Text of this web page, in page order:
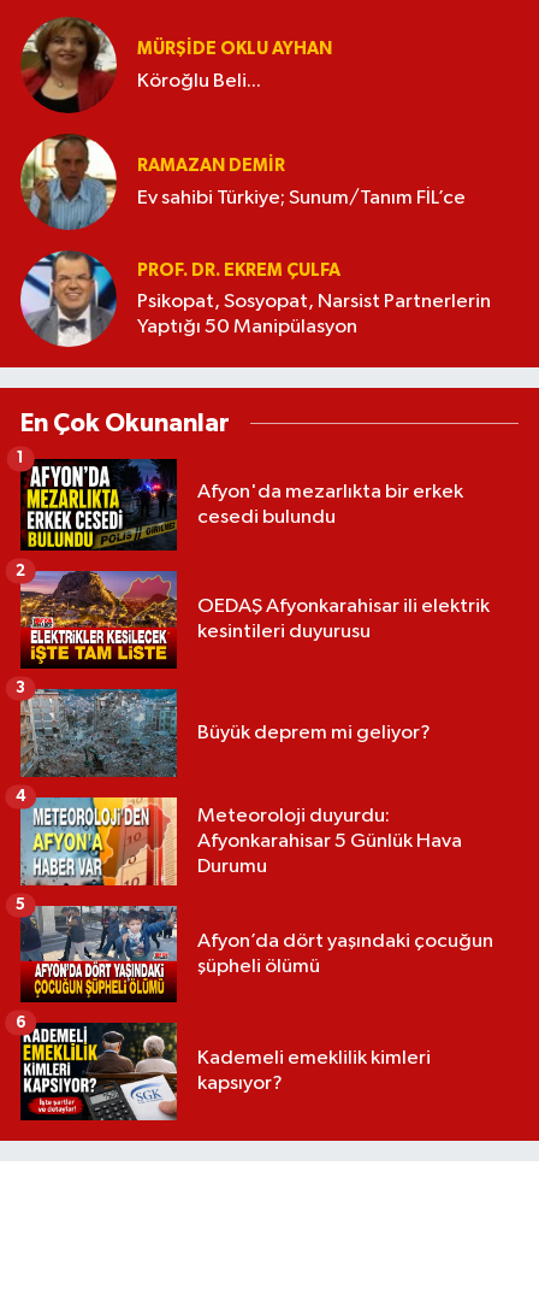
MÜRŞIDE OKLU AYHAN
Köroğlu Beli...
RAMAZAN DEMİR
Ev sahibi Türkiye; Sunum/Tanım FİL’ce
PROF. DR. EKREM ÇULFA
Psikopat, Sosyopat, Narsist Partnerlerin
Yaptığı 50 Manipülasyon
En Çok Okunanlar
Afyon'da mezarlıkta bir erkek
cesedi bulundu
1
OEDAŞ Afyonkarahisar ili elektrik
kesintileri duyurusu
2
Büyük deprem mi geliyor?
3
Meteoroloji duyurdu:
Afyonkarahisar 5 Günlük Hava
Durumu
4
Afyon’da dört yaşındaki çocuğun
şüpheli ölümü
5
Kademeli emeklilik kimleri
kapsıyor?
6